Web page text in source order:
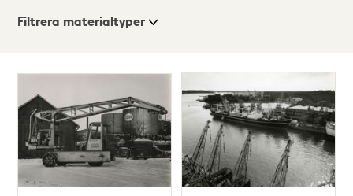
Visningsläge
Filtrera materialtyper